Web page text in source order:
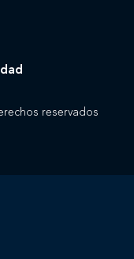
reservados